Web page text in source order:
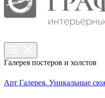
Галерея постеров и холстов
Арт Галерея. Уникальные